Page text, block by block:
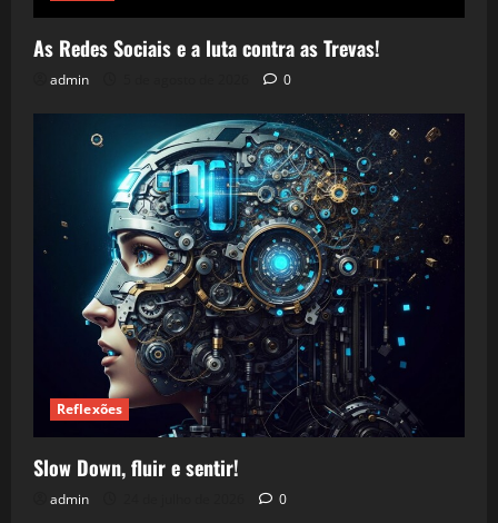
As Redes Sociais e a luta contra as Trevas!
admin 0
Reflexões
Slow Down, fluir e sentir!
admin 0